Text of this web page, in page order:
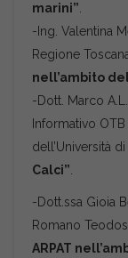
marini”
-Ing. Valentina
Regione
nell’ambito
-Dott. Marco
Informativo
dell’Università di
Calci”
-Dott.ssa Gioia
Romano
ARPAT